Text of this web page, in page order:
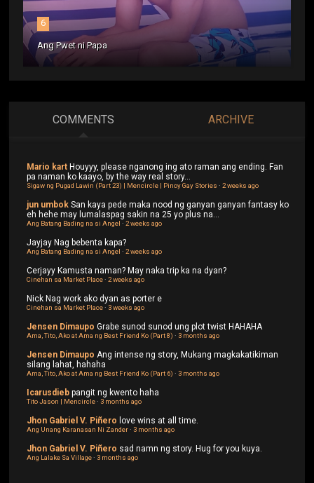
6
Ang Pwet ni Papa
COMMENTS ARCHIVE
Mario kart Houyyy, please nganong ing ato raman ang ending. Fan
pa naman ko kaayo, by the way real story...
Sigaw ng Pugad Lawin (Part 23) | Mencircle | Pinoy Gay Stories ·2 weeks ago
jun umbok San kaya pede maka nood ng ganyan ganyan fantasy ko
eh hehe may lumalaspag sakin na 25 yo plus na...
Ang Batang Bading na si Angel ·2 weeks ago
Jayjay Nag bebenta kapa?
Ang Batang Bading na si Angel ·2 weeks ago
Cerjayy Kamusta naman? May naka trip ka na dyan?
Cinehan sa Market Place·2 weeks ago
Nick Nag work ako dyan as porter e
Cinehan sa Market Place·3 weeks ago
Jensen Dimaupo Grabe sunod sunod ung plot twist HAHAHA
Ama, Tito, Ako at Ama ng Best Friend Ko (Part 8) ·3 months ago
Jensen Dimaupo Ang intense ng story, Mukang magkakatikiman
silang lahat, hahaha
Ama, Tito, Ako at Ama ng Best Friend Ko (Part 6) ·3 months ago
Icarusdieb pangit ng kwento haha
Tito Jason | Mencircle·3 months ago
Jhon Gabriel V. Piñero love wins at all time.
Ang Unang Karanasan Ni Zander·3 months ago
Jhon Gabriel V. Piñero sad namn ng story. Hug for you kuya.
Ang Lalake Sa Village·3 months ago